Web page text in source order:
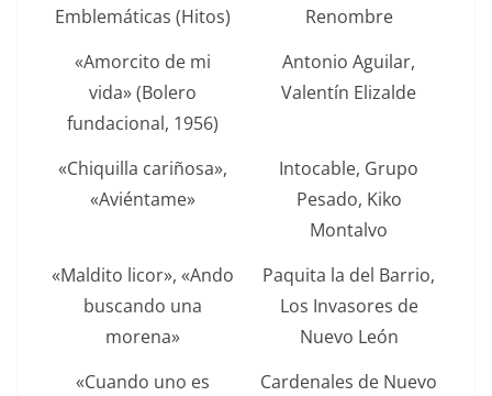
Emblemáticas (Hitos)
Renombre
«Amorcito de mi
vida» (Bolero
fundacional, 1956)
Antonio Aguilar,
Valentín Elizalde
«Chiquilla cariñosa»,
«Aviéntame»
Intocable, Grupo
Pesado, Kiko
Montalvo
«Maldito licor», «Ando
buscando una
morena»
Paquita la del Barrio,
Los Invasores de
Nuevo León
«Cuando uno es
Cardenales de Nuevo